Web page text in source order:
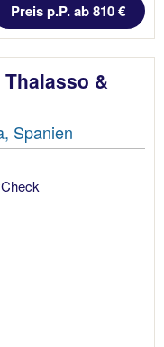
Preis p.P. ab 810 €
&
Spanien